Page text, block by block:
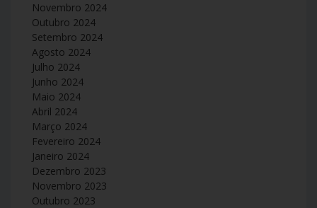
Novembro 2024
Outubro 2024
Setembro 2024
Agosto 2024
Julho 2024
Junho 2024
Maio 2024
Abril 2024
Março 2024
Fevereiro 2024
Janeiro 2024
Dezembro 2023
Novembro 2023
Outubro 2023